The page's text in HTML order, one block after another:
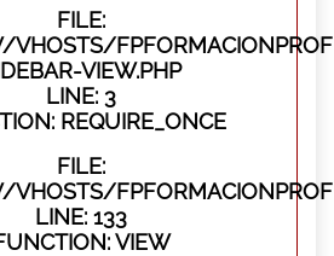
FILE:
VIEW.PHP
LINE: 3
REQUIRE_ONCE
FILE:
LINE: 133
VIEW